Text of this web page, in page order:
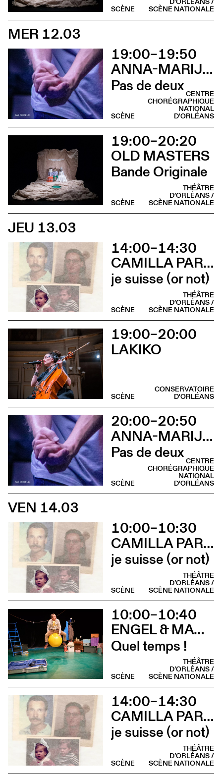
SCÈNE NATIONALE
SCÈNE
MER 12.03
19:00–19:50
ANNA-MARIJA ADOMAITYTÉ
Pas de deux CENTRE
CHORÉGRAPHIQUE
NATIONAL
D'ORLÉANS
SCÈNE
19:00–20:20
OLD MASTERS
Bande Originale
THÉÂTRE
D’ORLÉANS /
SCÈNE NATIONALE
SCÈNE
JEU 13.03
14:00–14:30
CAMILLA PARINI
je suisse (or not)
THÉÂTRE
D’ORLÉANS /
SCÈNE NATIONALE
SCÈNE
19:00–20:00
LAKIKO
CONSERVATOIRE
D'ORLÉANS
SCÈNE
20:00–20:50
ANNA-MARIJA ADOMAITYTÉ
Pas de deux CENTRE
CHORÉGRAPHIQUE
NATIONAL
D'ORLÉANS
SCÈNE
VEN 14.03
10:00–10:30
CAMILLA PARINI
je suisse (or not)
THÉÂTRE
D’ORLÉANS /
SCÈNE NATIONALE
SCÈNE
10:00–10:40
ENGEL & MAGORRIAN
Quel temps !
THÉÂTRE
D’ORLÉANS /
SCÈNE NATIONALE
SCÈNE
14:00–14:30
CAMILLA PARINI
je suisse (or not)
THÉÂTRE
D’ORLÉANS /
SCÈNE NATIONALE
SCÈNE